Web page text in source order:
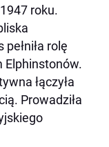
roku.
rolę
Elphinstonów.
łączyła
Prowadziła